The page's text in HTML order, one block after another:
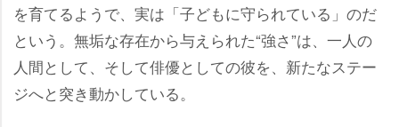
を育てるようで、実は「子どもに守られている」のだ
という。無垢な存在から与えられた“強さ”は、一人の
人間として、そして俳優としての彼を、新たなステー
ジへと突き動かしている。